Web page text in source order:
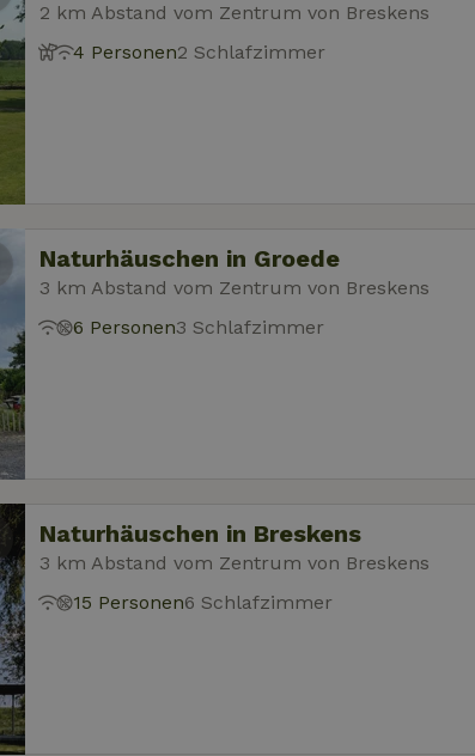
2 km Abstand vom Zentrum von Breskens
4 Personen2 Schlafzimmer
Naturhäuschen in Groede
3 km Abstand vom Zentrum von Breskens
6 Personen3 Schlafzimmer
Naturhäuschen in Breskens
3 km Abstand vom Zentrum von Breskens
15 Personen6 Schlafzimmer